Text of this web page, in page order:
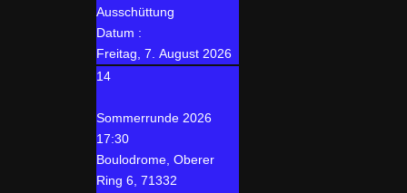
Ausschüttung
Datum :
Freitag, 7. August 2026
14
Sommerrunde 2026
17:30
Boulodrome, Oberer
Ring 6, 71332